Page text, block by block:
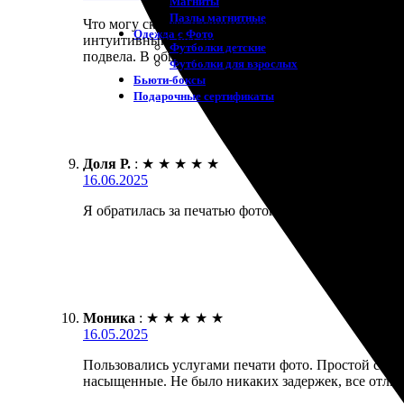
Пазлы магнитные
Одежда с Фото
Футболки детские
Футболки для взрослых
Бьюти-боксы
Подарочные сертификаты
Что могу сказать о своем опыте с этой
интуитивный, без лишних заморочек. Отправил
подвела. В общем, рекомендую всем, кто хочет
Доля Р. : ★ ★ ★ ★ ★
16.06.2025
Я обратилась за печатью фотографий и осталась
Моника : ★ ★ ★ ★ ★
16.05.2025
Пользовались услугами печати фото. Простой
насыщенные. Не было никаких задержек, все